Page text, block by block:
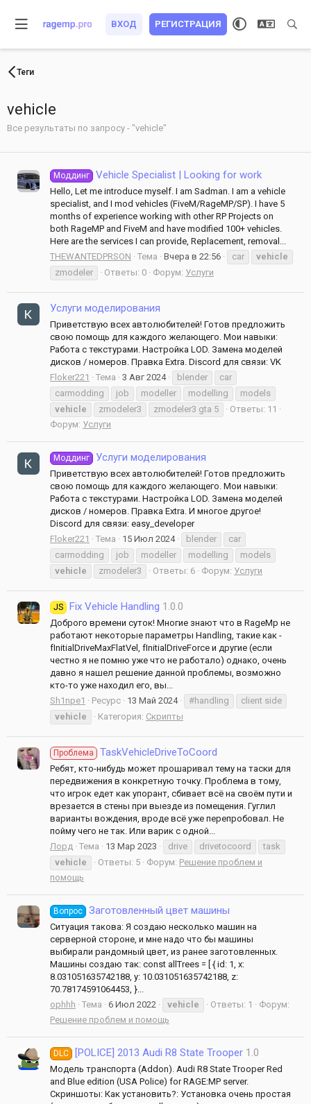
ВХОД РЕГИСТРАЦИЯ
Теги
vehicle
Все результаты по запросу - "vehicle"
Моддинг Vehicle Specialist | Looking for work
Hello, Let me introduce myself. I am Sadman. I am a vehicle
specialist, and I mod vehicles (FiveM/RageMP/SP). I have 5
months of experience working with other RP Projects on
both RageMP and FiveM and have modified 100+ vehicles.
Here are the services I can provide, Replacement, removal...
THEWANTEDPRSON
Тема Вчера в 22:56 car
vehicle
zmodeler
Ответы: 0 Форум: Услуги
Услуги моделирования
Приветствую всех автолюбителей! Готов предложить
свою помощь для каждого желающего. Мои навыки:
Работа с текстурами. Настройка LOD. Замена моделей
дисков / номеров. Правка Extra. Discord для связи: VK
Floker221
Тема 3 Авг 2024 blender
car
carmodding
job modeller modelling
models
vehicle
zmodeler3 zmodeler3 gta 5
Ответы: 11
Форум: Услуги
Моддинг Услуги моделирования
Приветствую всех автолюбителей! Готов предложить
свою помощь для каждого желающего. Мои навыки:
Работа с текстурами. Настройка LOD. Замена моделей
дисков / номеров. Правка Extra. И многое другое!
Discord для связи: easy_developer
Floker221
Тема 15 Июл 2024 blender
car
carmodding
job modeller modelling
models
vehicle
zmodeler3 Ответы: 6 Форум: Услуги
JS Fix Vehicle Handling 1.0.0
Доброго времени суток! Многие знают что в RageMp не
работают некоторые параметры Handling, такие как -
fInitialDriveMaxFlatVel, fInitialDriveForce и другие (если
честно я не помню уже что не работало) однако, очень
давно я нашел решение данной проблемы, возможно
кто-то уже находил его, вы...
Sh1npe1
Ресурс 13 Май 2024 #handling
client side
vehicle
Категория: Скрипты
Проблема TaskVehicleDriveToCoord
Ребят, кто-нибудь может прошаривал тему на таски для
передвижения в конкретную точку. Проблема в тому,
что игрок едет как упорант, сбивает всё на своём пути и
врезается в стены при выезде из помещения. Гуглил
варианты вождения, вроде всё уже перепробовал. Не
пойму чего не так. Или варик с одной...
Лорд
Тема 13 Мар 2023 drive drivetocoord
task
vehicle
Ответы: 5 Форум: Решение проблем и
помощь
Вопрос Заготовленный цвет машины
Ситуация такова: Я создаю несколько машин на
серверной стороне, и мне надо что бы машины
выбирали рандомный цвет, из ранее заготовленных.
Машины создаю так: const allTrees = [ { id: 1, x:
8.031051635742188, y: 10.031051635742188, z:
70.78174591064453, }...
ophhh
Тема 6 Июл 2022 vehicle Ответы: 1
Форум:
Решение проблем и помощь
DLC [POLICE] 2013 Audi R8 State Trooper 1.0
Модель транспорта (Addon). Audi R8 State Trooper Red
and Blue edition (USA Police) for RAGE:MP server.
Скриншоты: Как установить?: Установка очень простая